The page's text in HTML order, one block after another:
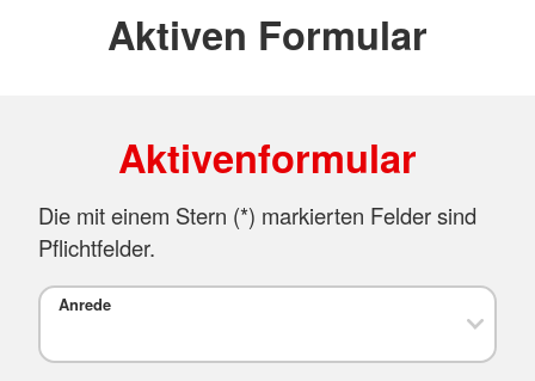
Aktiven Formular
Aktivenformular
Die mit einem Stern (*) markierten Felder sind
Pflichtfelder.
Anrede